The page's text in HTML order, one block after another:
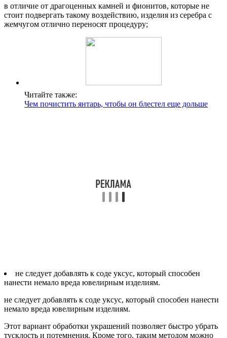
в отличие от драгоценных камней и фионитов, которые не
стоит подвергать такому воздействию, изделия из серебра с
жемчугом отлично переносят процедуру;
Читайте также:
Чем почистить янтарь, чтобы он блестел еще дольше
не следует добавлять к соде уксус, который способен
нанести немало вреда ювелирным изделиям.
не следует добавлять к соде уксус, который способен нанести
немало вреда ювелирным изделиям.
Этот вариант обработки украшений позволяет быстро убрать
тусклость и потемнения. Кроме того, таким методом можно